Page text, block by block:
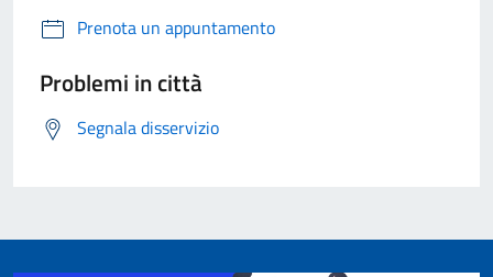
Prenota un appuntamento
Problemi in città
Segnala disservizio